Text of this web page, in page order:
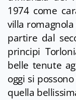
1974 come
villa romagnola
partire dal
principi
belle tenute
oggi si
quella